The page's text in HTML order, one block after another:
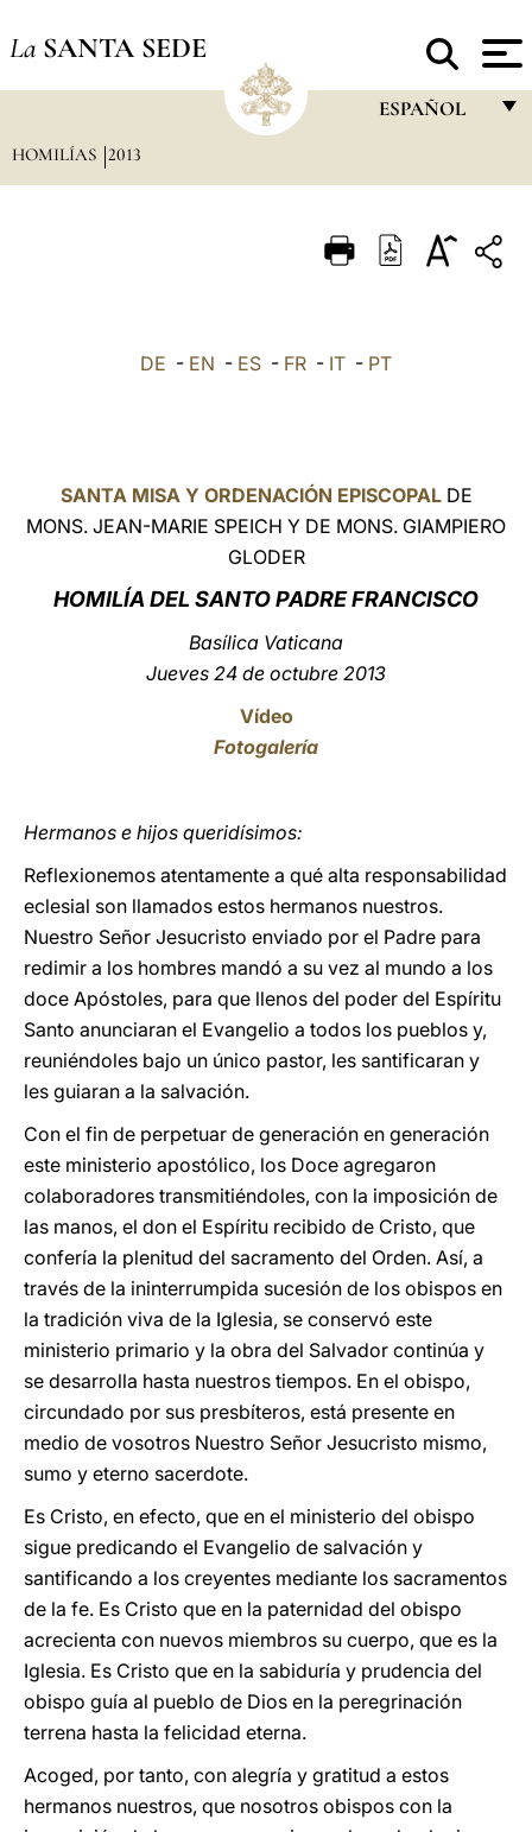
La SANTA SEDE
ESPAÑOL
ITALIANO
中文
HOMILÍAS 2013
DE - EN - ES - FR - IT - PT
SANTA MISA Y ORDENACIÓN EPISCOPALDE
MONS. JEAN-MARIE SPEICH Y DE MONS. GIAMPIERO
GLODER
HOMILÍA DEL SANTO PADRE FRANCISCO
Basílica Vaticana
Jueves 24 de octubre 2013
Vídeo
Fotogalería
Hermanos e hijos queridísimos:
Reflexionemos atentamente a qué alta responsabilidad
eclesial son llamados estos hermanos nuestros.
Nuestro Señor Jesucristo enviado por el Padre para
redimir a los hombres mandó a su vez al mundo a los
doce Apóstoles, para que llenos del poder del Espíritu
Santo anunciaran el Evangelio a todos los pueblos y,
reuniéndoles bajo un único pastor, les santificaran y
les guiaran a la salvación.
Con el fin de perpetuar de generación en generación
este ministerio apostólico, los Doce agregaron
colaboradores transmitiéndoles, con la imposición de
las manos, el don el Espíritu recibido de Cristo, que
confería la plenitud del sacramento del Orden. Así, a
través de la ininterrumpida sucesión de los obispos en
la tradición viva de la Iglesia, se conservó este
ministerio primario y la obra del Salvador continúa y
se desarrolla hasta nuestros tiempos. En el obispo,
circundado por sus presbíteros, está presente en
medio de vosotros Nuestro Señor Jesucristo mismo,
sumo y eterno sacerdote.
Es Cristo, en efecto, que en el ministerio del obispo
sigue predicando el Evangelio de salvación y
santificando a los creyentes mediante los sacramentos
de la fe. Es Cristo que en la paternidad del obispo
acrecienta con nuevos miembros su cuerpo, que es la
Iglesia. Es Cristo que en la sabiduría y prudencia del
obispo guía al pueblo de Dios en la peregrinación
terrena hasta la felicidad eterna.
Acoged, por tanto, con alegría y gratitud a estos
hermanos nuestros, que nosotros obispos con la